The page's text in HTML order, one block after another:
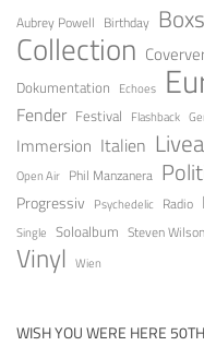
Aubrey Powell Birthday
Collection
Dokumentation Echoes
Fender Festival Flashback
Immersion Italien
Open Air Phil Manzanera
Progressiv Psychedelic Radio
Single Soloalbum Steven Wilson
Vinyl Wien
WISH YOU WERE HERE